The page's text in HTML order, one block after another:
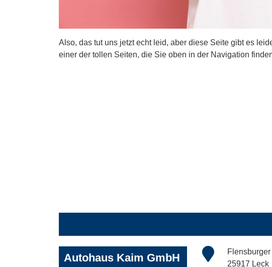
Also, das tut uns jetzt echt leid, aber diese Seite gibt es
einer der tollen Seiten, die Sie oben in der Navigation
Autohaus Kaim GmbH
25917 Leck